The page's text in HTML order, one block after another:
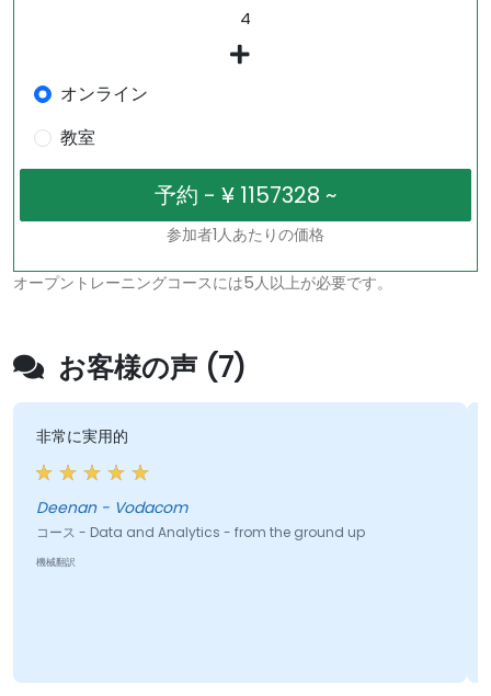
オンライン
教室
参加者1人あたりの価格
オープントレーニングコースには5人以上が必要です。
お客様の声 (7)
非常に実用的
Deenan - Vodacom
コース - Data and Analytics - from the ground up
機械翻訳